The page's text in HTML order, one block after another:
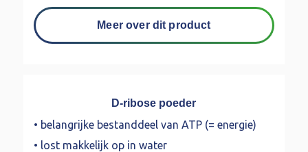
Meer over dit product
D-ribose poeder
• belangrijke bestanddeel van ATP (= energie)
• lost makkelijk op in water